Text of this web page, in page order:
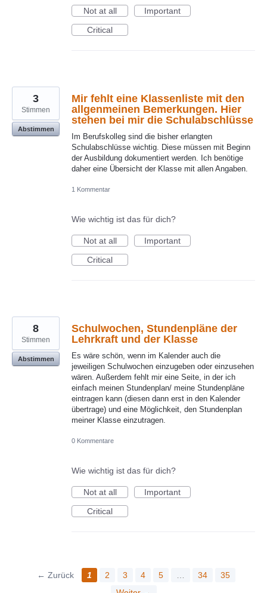
Not at all
Important
Critical
Mir fehlt eine Klassenliste mit den
allgenmeinen Bemerkungen. Hier
stehen bei mir die Schulabschlüsse
Im Berufskolleg sind die bisher erlangten
Schulabschlüsse wichtig. Diese müssen mit Beginn
der Ausbildung dokumentiert werden. Ich benötige
daher eine Übersicht der Klasse mit allen Angaben.
3
Stimmen
Abstimmen
1 Kommentar
Wie wichtig ist das für dich?
Not at all
Important
Critical
Schulwochen, Stundenpläne der
Lehrkraft und der Klasse
Es wäre schön, wenn im Kalender auch die
jeweiligen Schulwochen einzugeben oder einzusehen
wären. Außerdem fehlt mir eine Seite, in der ich
einfach meinen Stundenplan/ meine Stundenpläne
eintragen kann (diesen dann erst in den Kalender
übertrage) und eine Möglichkeit, den Stundenplan
meiner Klasse einzutragen.
8
Stimmen
Abstimmen
0 Kommentare
Wie wichtig ist das für dich?
Not at all
Important
Critical
← Zurück 1 2 3 4 5 34
35